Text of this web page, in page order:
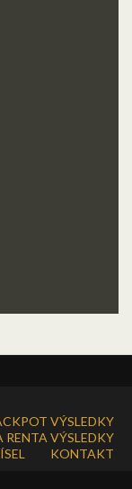
VÝSLEDKY
RENTA VÝSLEDKY
KONTAKT